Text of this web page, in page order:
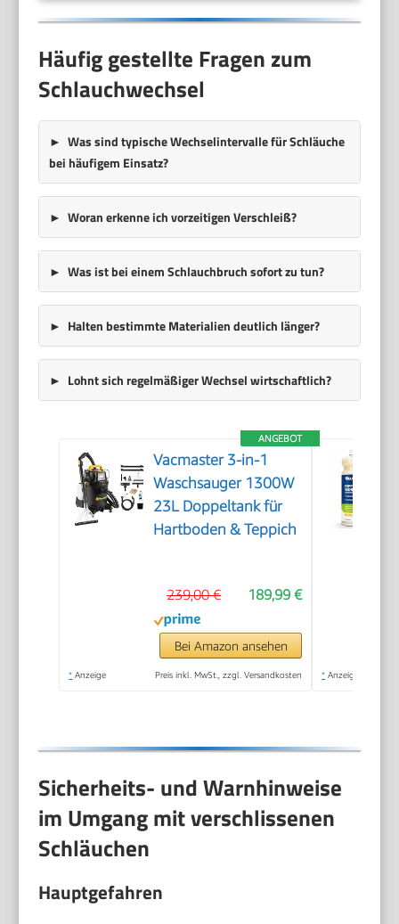
Häufig gestellte Fragen zum
Schlauchwechsel
Was sind typische Wechselintervalle für Schläuche
bei häufigem Einsatz?
Woran erkenne ich vorzeitigen Verschleiß?
Was ist bei einem Schlauchbruch sofort zu tun?
Halten bestimmte Materialien deutlich länger?
Lohnt sich regelmäßiger Wechsel wirtschaftlich?
ANGEBOT
Vacmaster 3-in-1
Waschsauger 1300W
23L Doppeltank für
Hartboden & Teppich
189,99 €
239,00 €
Bei Amazon ansehen
* Anzeige Preis inkl. MwSt., zzgl. Versandkosten * Anzeige
Sicherheits- und Warnhinweise
im Umgang mit verschlissenen
Schläuchen
Hauptgefahren